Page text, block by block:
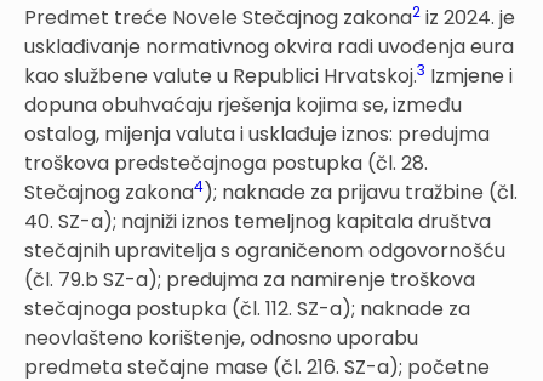
Predmet treće Novele Stečajnog zakona2 iz 2024. je
usklađivanje normativnog okvira radi uvođenja eura
kao službene valute u Republici Hrvatskoj.3 Izmjene i
dopuna obuhvaćaju rješenja kojima se, između
ostalog, mijenja valuta i usklađuje iznos: predujma
troškova predstečajnoga postupka (čl. 28.
Stečajnog zakona4); naknade za prijavu tražbine (čl.
40. SZ-a); najniži iznos temeljnog kapitala društva
stečajnih upravitelja s ograničenom odgovornošću
(čl. 79.b SZ-a); predujma za namirenje troškova
stečajnoga postupka (čl. 112. SZ-a); naknade za
neovlašteno korištenje, odnosno uporabu
predmeta stečajne mase (čl. 216. SZ-a); početne